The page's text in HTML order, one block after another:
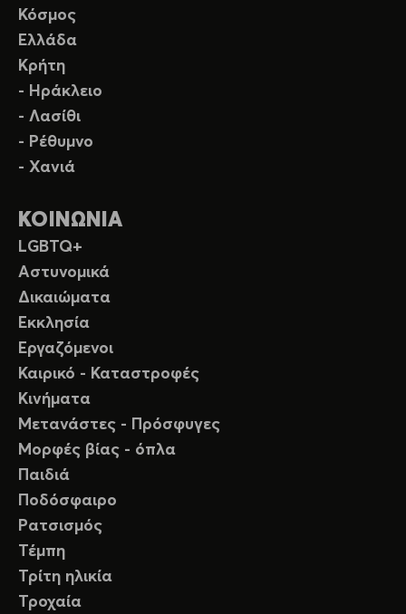
Κόσμος
Ελλάδα
Κρήτη
- Ηράκλειο
- Λασίθι
- Ρέθυμνο
- Χανιά
ΚΟΙΝΩΝΙΑ
LGBTQ+
Αστυνομικά
Δικαιώματα
Εκκλησία
Εργαζόμενοι
Καιρικό - Καταστροφές
Κινήματα
Μετανάστες - Πρόσφυγες
Μορφές βίας - όπλα
Παιδιά
Ποδόσφαιρο
Ρατσισμός
Τέμπη
Τρίτη ηλικία
Τροχαία